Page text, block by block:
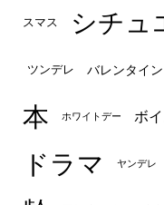
スマス シチュ
ツンデレ バレンタイン
本
ホワイトデー ボ
ドラマ
ヤンデレ